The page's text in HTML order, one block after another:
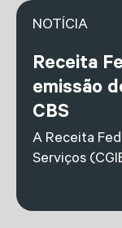
NOTÍCIA
Receita
emissão
CBS
A Receita
Serviços